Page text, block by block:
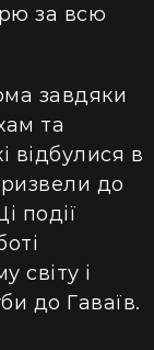
за всю
завдяки
та
відбулися в
до
події
світу і
до Гаваїв.